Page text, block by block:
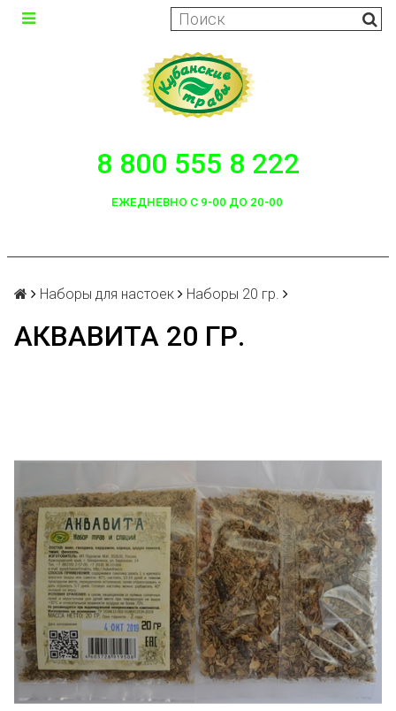
8 800 555 8 222
ЕЖЕДНЕВНО С 9-00 ДО 20-00
Наборы для настоек Наборы 20 гр.
АКВАВИТА 20 ГР.